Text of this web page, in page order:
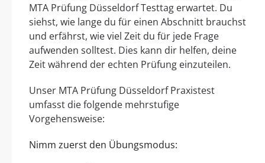
MTA Prüfung Düsseldorf Testtag erwartet. Du
siehst, wie lange du für einen Abschnitt brauchst
und erfährst, wie viel Zeit du für jede Frage
aufwenden solltest. Dies kann dir helfen, deine
Zeit während der echten Prüfung einzuteilen.
Unser MTA Prüfung Düsseldorf Praxistest
umfasst die folgende mehrstufige
Vorgehensweise:
Nimm zuerst den Übungsmodus: